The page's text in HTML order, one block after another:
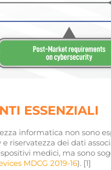
ESSENZIALI
informatica non sono
riservatezza dei dati
medici, ma sono
MDCG 2019-16). [1]